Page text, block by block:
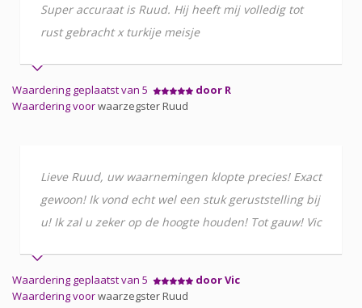
Super accuraat is Ruud. Hij heeft mij volledig tot
rust gebracht x turkije meisje
Waardering geplaatst van 5
door R
Waardering voorwaarzegster Ruud
Lieve Ruud, uw waarnemingen klopte precies! Exact
gewoon! Ik vond echt wel een stuk geruststelling bij
u! Ik zal u zeker op de hoogte houden! Tot gauw! Vic
Waardering geplaatst van 5
door Vic
Waardering voorwaarzegster Ruud